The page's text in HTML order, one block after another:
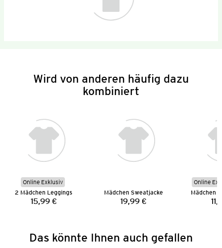
Wird von anderen häufig dazu
kombiniert
Online Exklusiv
2 Mädchen Leggings
Preis:
15,99 €
Mädchen Sweatjacke
Preis:
19,99 €
Online
Mädchen
Das könnte Ihnen auch gefallen